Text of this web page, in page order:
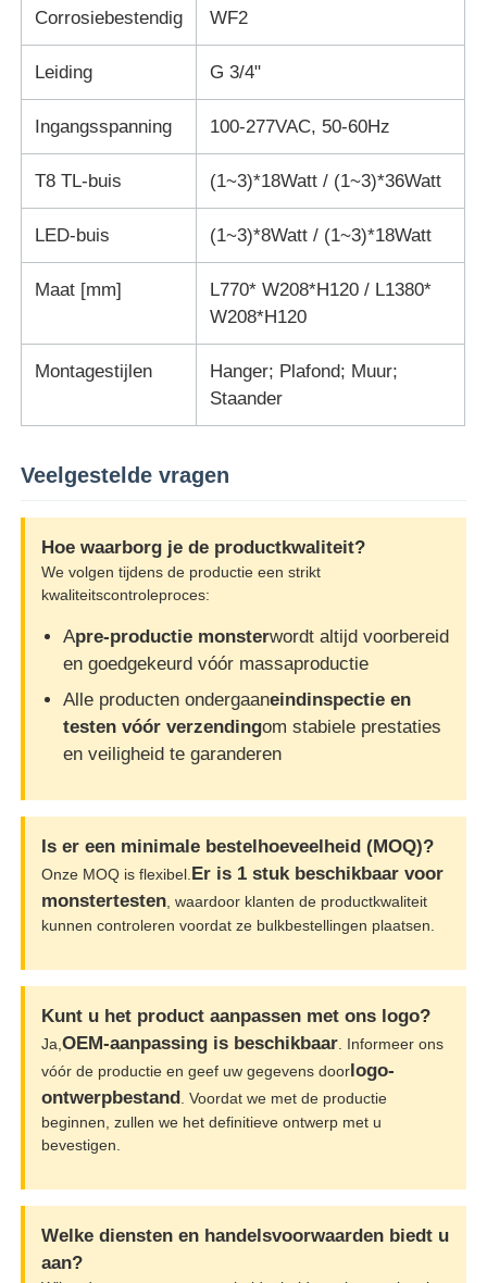
Corrosiebestendig WF2
Leiding G 3/4"
Ingangsspanning 100-277VAC, 50-60Hz
T8 TL-buis (1~3)*18Watt / (1~3)*36Watt
LED-buis (1~3)*8Watt / (1~3)*18Watt
Maat [mm]
L770* W208*H120 / L1380*
W208*H120
Montagestijlen
Hanger; Plafond; Muur;
Staander
Veelgestelde vragen
Hoe waarborg je de productkwaliteit?
We volgen tijdens de productie een strikt
kwaliteitscontroleproces:
Apre-productie monsterwordt altijd voorbereid
en goedgekeurd vóór massaproductie
Alle producten ondergaaneindinspectie en
testen vóór verzendingom stabiele prestaties
en veiligheid te garanderen
Is er een minimale bestelhoeveelheid (MOQ)?
Onze MOQ is flexibel. Er is 1 stuk beschikbaar voor
monstertesten , waardoor klanten de productkwaliteit
kunnen controleren voordat ze bulkbestellingen plaatsen.
Kunt u het product aanpassen met ons logo?
Ja,OEM-aanpassing is beschikbaar . Informeer ons
vóór de productie en geef uw gegevens doorlogo-
ontwerpbestand . Voordat we met de productie
beginnen, zullen we het definitieve ontwerp met u
bevestigen.
Welke diensten en handelsvoorwaarden biedt u
aan?